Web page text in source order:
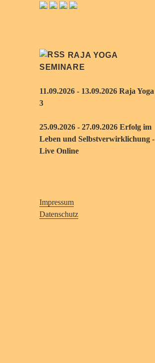
RAJA YOGA
SEMINARE
11.09.2026 - 13.09.2026 Raja Yoga
3
25.09.2026 - 27.09.2026 Erfolg im
Leben und Selbstverwirklichung -
Live Online
Impressum
Datenschutz